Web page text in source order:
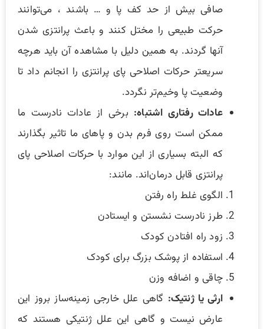
صافی بیش از حد کف پا و … باشند ، می‌توانند
حرکت طبیعی را مختل کنند و باعث پرانتزی شدن
آنها گردند. به همین دلیل با مشاهده آن باید هرچه
سریعتر حرکات اصلاحی پای پرانتزی را انجانم داد تا
وضعیت پا وخیم‌تر نگردد.
عادات رفتاری اشتباه: برخی از عادات نادرست ما
ممکن است روی فرم بدن و پاهای ما تاثیر بگذارند
که البته بسیاری از این موارد با حرکات اصلاحی پای
پرانتزی قابل درمان‌اند. مانند:
الگوی غلط راه رفتن
طرز نادرست نشستن و ایستادن
زود راه افتادن کودک
استفاده از پوشک بزرگ برای کودک
چاقی و اضافه وزن
ارثی یا ژنتیک: گاهی علل خارجی زمینه‌ساز بروز این
عارض نیست ‌و گاهی این علل ژنتیکی هستند که